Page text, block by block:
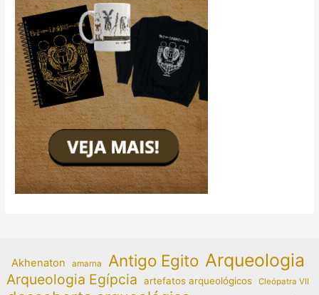
Akhenaton amarna Antigo Egito Arqueologia
Arqueologia Egípcia artefatos arqueológicos Cleópatra VII